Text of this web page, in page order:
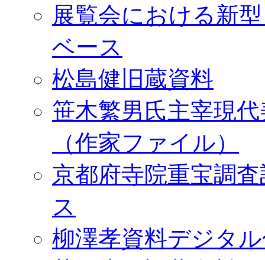
展覧会における新
ベース
松島健旧蔵資料
笹木繁男氏主宰現
（作家ファイル）
京都府寺院重宝調
ス
柳澤孝資料デジタ